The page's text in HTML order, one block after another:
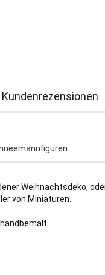
Kundenrezensionen
Weihnachtsdeko,
von Miniaturen.